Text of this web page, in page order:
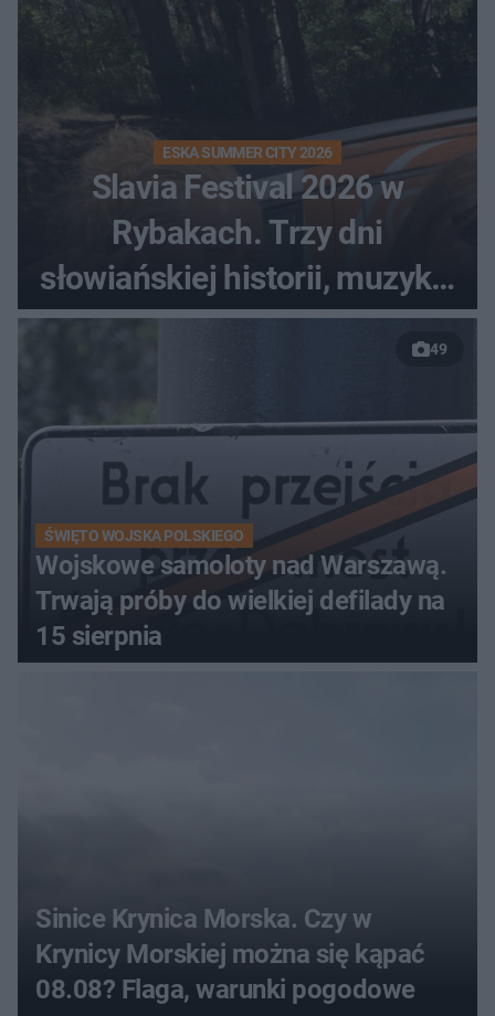
ESKA SUMMER CITY 2026
Slavia Festival 2026 w
Rybakach. Trzy dni
słowiańskiej historii, muzyki i
relaksu nad Jeziorem
49
ŚWIĘTO WOJSKA POLSKIEGO
Wojskowe samoloty nad Warszawą.
Trwają próby do wielkiej defilady na
15 sierpnia
Sinice Krynica Morska. Czy w
Krynicy Morskiej można się kąpać
08.08? Flaga, warunki pogodowe